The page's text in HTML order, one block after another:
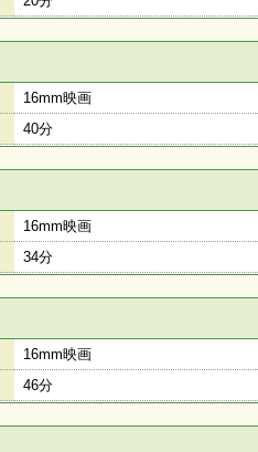
16mm映画
40分
16mm映画
34分
16mm映画
46分